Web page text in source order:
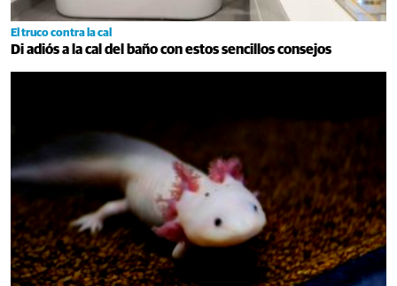
El truco contra la cal
Di adiós a la cal del baño con estos sencillos consejos